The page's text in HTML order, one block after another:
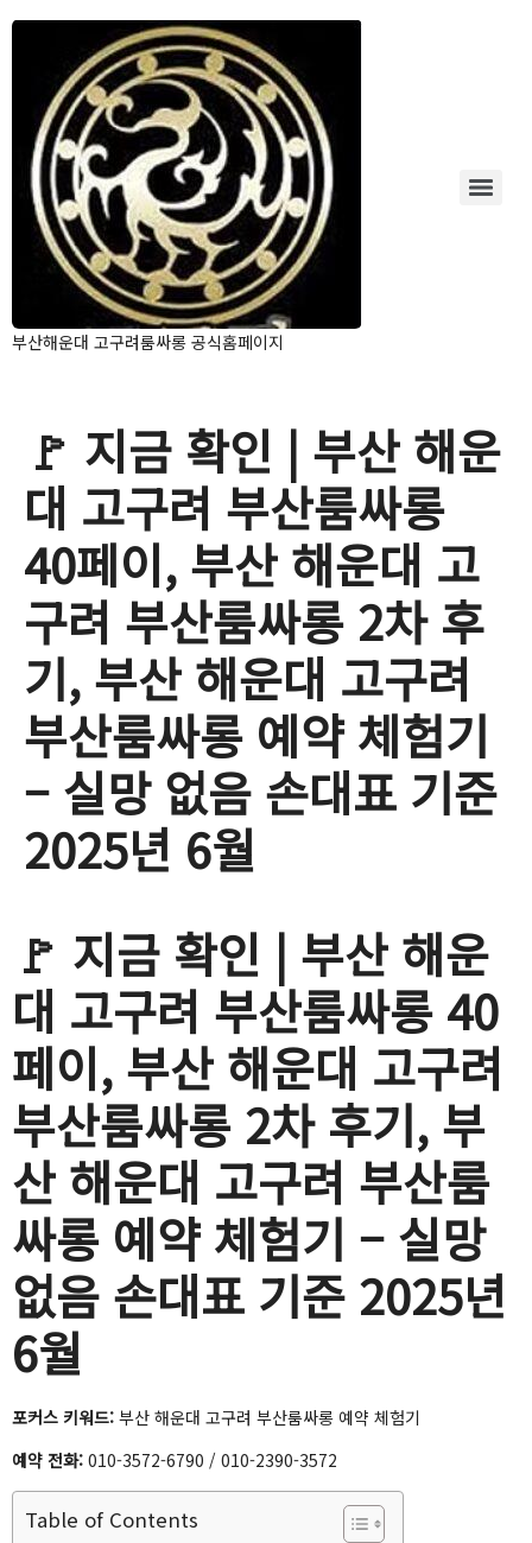
부산해운대 고구려룸싸롱 공식홈페이지
🚩 지금 확인 | 부산 해운
대 고구려 부산룸싸롱
40페이, 부산 해운대 고
구려 부산룸싸롱 2차 후
기, 부산 해운대 고구려
부산룸싸롱 예약 체험기
– 실망 없음 손대표 기준
2025년 6월
🚩 지금 확인 | 부산 해운
대 고구려 부산룸싸롱 40
페이, 부산 해운대 고구려
부산룸싸롱 2차 후기, 부
산 해운대 고구려 부산룸
싸롱 예약 체험기 – 실망
없음 손대표 기준 2025년
6월
포커스 키워드: 부산 해운대 고구려 부산룸싸롱 예약 체험기
예약 전화: 010-3572-6790 / 010-2390-3572
Table of Contents